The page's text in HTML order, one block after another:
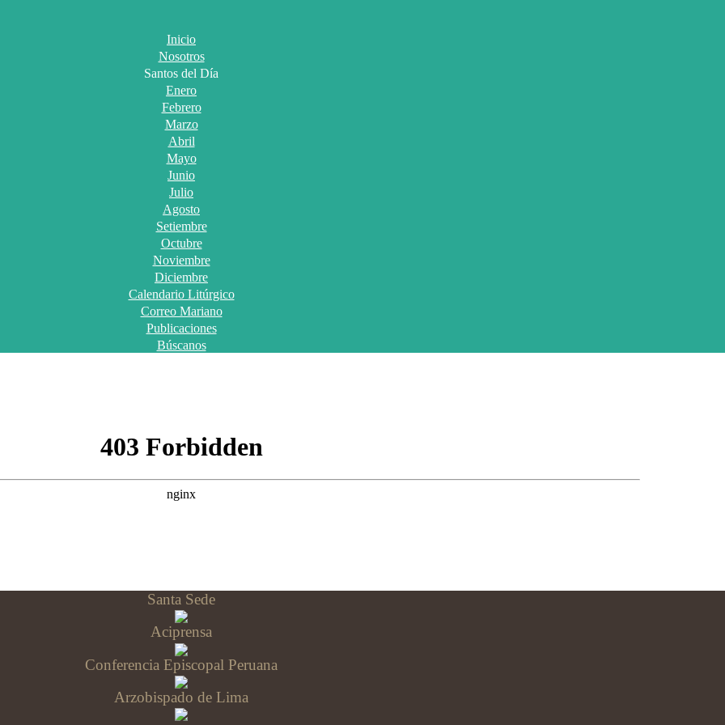
Inicio
Nosotros
Santos del Día
Enero
Febrero
Marzo
Abril
Mayo
Junio
Julio
Agosto
Setiembre
Octubre
Noviembre
Diciembre
Calendario Litúrgico
Correo Mariano
Publicaciones
Búscanos
Santa Sede
Aciprensa
Conferencia Episcopal Peruana
Arzobispado de Lima